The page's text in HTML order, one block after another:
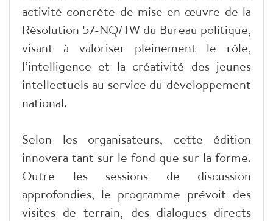
activité concrète de mise en œuvre de la
Résolution 57-NQ/TW du Bureau politique,
visant à valoriser pleinement le rôle,
l’intelligence et la créativité des jeunes
intellectuels au service du développement
national.
Selon les organisateurs, cette édition
innovera tant sur le fond que sur la forme.
Outre les sessions de discussion
approfondies, le programme prévoit des
visites de terrain, des dialogues directs